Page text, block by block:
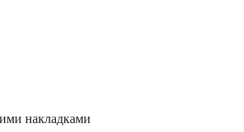
накладками